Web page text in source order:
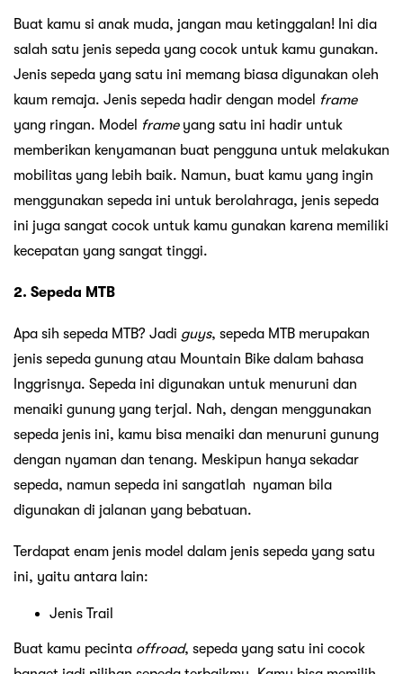
Buat kamu si anak muda, jangan mau ketinggalan! Ini dia
salah satu jenis sepeda yang cocok untuk kamu gunakan.
Jenis sepeda yang satu ini memang biasa digunakan oleh
kaum remaja. Jenis sepeda hadir dengan model frame
yang ringan. Model frameyang satu ini hadir untuk
memberikan kenyamanan buat pengguna untuk melakukan
mobilitas yang lebih baik. Namun, buat kamu yang ingin
menggunakan sepeda ini untuk berolahraga, jenis sepeda
ini juga sangat cocok untuk kamu gunakan karena memiliki
kecepatan yang sangat tinggi.
2. Sepeda MTB
Apa sih sepeda MTB? Jadi guys, sepeda MTB merupakan
jenis sepeda gunung atau Mountain Bike dalam bahasa
Inggrisnya. Sepeda ini digunakan untuk menuruni dan
menaiki gunung yang terjal. Nah, dengan menggunakan
sepeda jenis ini, kamu bisa menaiki dan menuruni gunung
dengan nyaman dan tenang. Meskipun hanya sekadar
sepeda, namun sepeda ini sangatlah nyaman bila
digunakan di jalanan yang bebatuan.
Terdapat enam jenis model dalam jenis sepeda yang satu
ini, yaitu antara lain:
Jenis Trail
Buat kamu pecinta offroad, sepeda yang satu ini cocok